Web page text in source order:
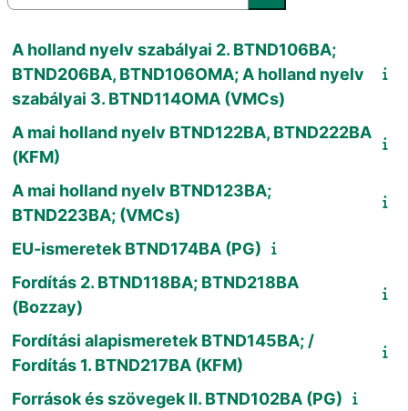
Kurzusok keresése
A holland nyelv szabályai 2. BTND106BA;
BTND206BA, BTND106OMA; A holland nyelv
szabályai 3. BTND114OMA (VMCs)
A mai holland nyelv BTND122BA, BTND222BA
(KFM)
A mai holland nyelv BTND123BA;
BTND223BA; (VMCs)
EU-ismeretek BTND174BA (PG)
Fordítás 2. BTND118BA; BTND218BA
(Bozzay)
Fordítási alapismeretek BTND145BA; /
Fordítás 1. BTND217BA (KFM)
Források és szövegek II. BTND102BA (PG)